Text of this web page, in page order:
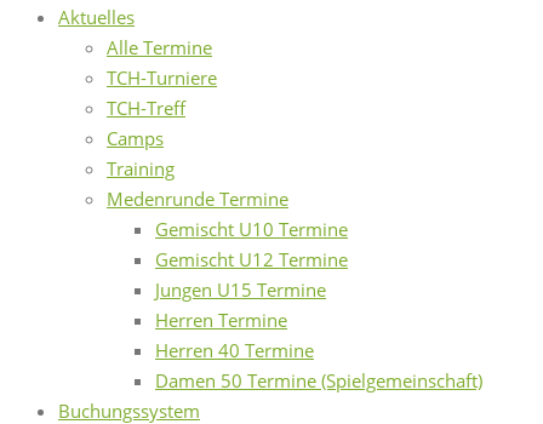
Aktuelles
Alle Termine
TCH-Turniere
TCH-Treff
Camps
Training
Medenrunde Termine
Gemischt U10 Termine
Gemischt U12 Termine
Jungen U15 Termine
Herren Termine
Herren 40 Termine
Damen 50 Termine (Spielgemeinschaft)
Buchungssystem